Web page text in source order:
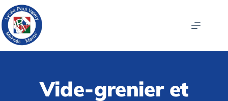
Vide-grenier et